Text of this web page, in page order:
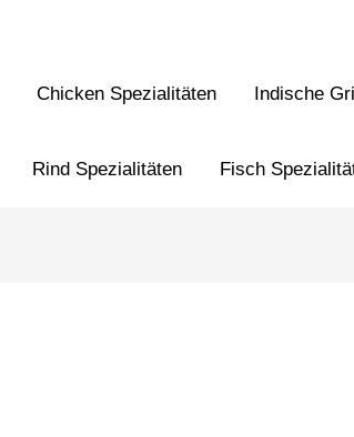
Chicken Spezialitäten Indische
Rind Spezialitäten Fisch